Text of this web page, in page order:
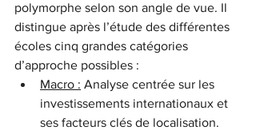
polymorphe selon son angle de vue. Il
distingue après l’étude des différentes
écoles cinq grandes catégories
d’approche possibles :
Macro : Analyse centrée sur les
investissements internationaux et
ses facteurs clés de localisation.